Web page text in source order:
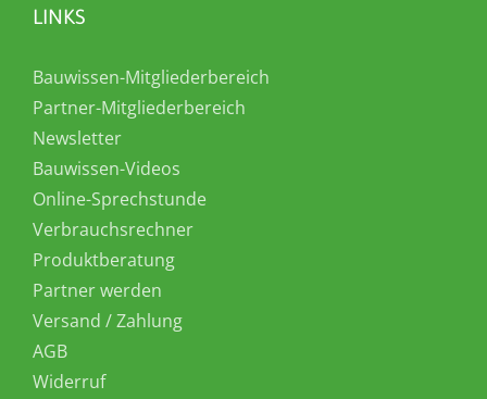
LINKS
Bauwissen-Mitgliederbereich
Partner-Mitgliederbereich
Newsletter
Bauwissen-Videos
Online-Sprechstunde
Verbrauchsrechner
Produktberatung
Partner werden
Versand / Zahlung
AGB
Widerruf